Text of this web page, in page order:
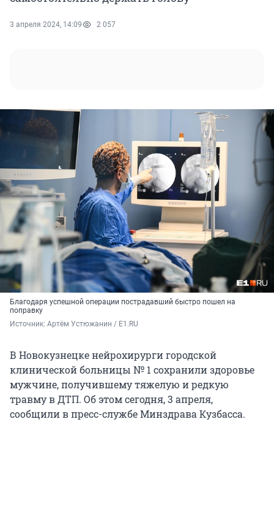
3 апреля 2024, 14:09 2 057
Благодаря успешной операции пострадавший быстро пошел на
поправку
Источник: Артём Устюжанин / E1.RU
В Новокузнецке нейрохирурги городской
клинической больницы № 1 сохранили здоровье
мужчине, получившему тяжелую и редкую
травму в ДТП. Об этом сегодня, 3 апреля,
сообщили в пресс-службе Минздрава Кузбасса.